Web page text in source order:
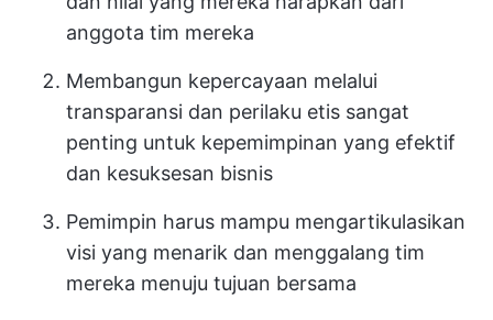
anggota tim mereka
Membangun kepercayaan melalui
transparansi dan perilaku etis sangat
penting untuk kepemimpinan yang efektif
dan kesuksesan bisnis
Pemimpin harus mampu mengartikulasikan
visi yang menarik dan menggalang tim
mereka menuju tujuan bersama